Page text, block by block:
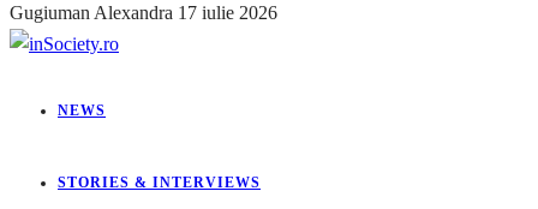
Gugiuman Alexandra 17 iulie 2026
NEWS
STORIES & INTERVIEWS